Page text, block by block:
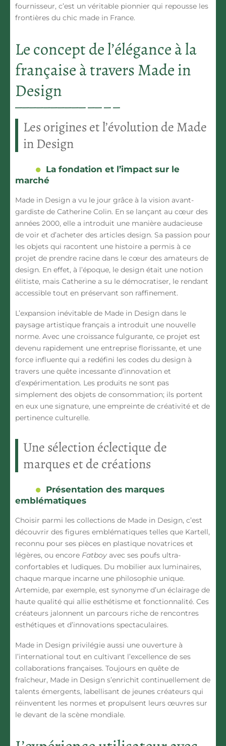
fournisseur, c’est un véritable pionnier qui repousse les
frontières du chic made in France.
Le concept de l’élégance à la
française à travers Made in
Design
Les origines et l’évolution de Made
in Design
La fondation et l’impact sur le
marché
Made in Design a vu le jour grâce à la vision avant-
gardiste de Catherine Colin. En se lançant au cœur des
années 2000, elle a introduit une manière audacieuse
de voir et d’acheter des articles design. Sa passion pour
les objets qui racontent une histoire a permis à ce
projet de prendre racine dans le cœur des amateurs de
design. En effet, à l’époque, le design était une notion
élitiste, mais Catherine a su le démocratiser, le rendant
accessible tout en préservant son raffinement.
L’expansion inévitable de Made in Design dans le
paysage artistique français a introduit une nouvelle
norme. Avec une croissance fulgurante, ce projet est
devenu rapidement une entreprise florissante, et une
force influente qui a redéfini les codes du design à
travers une quête incessante d’innovation et
d’expérimentation. Les produits ne sont pas
simplement des objets de consommation; ils portent
en eux une signature, une empreinte de créativité et de
pertinence culturelle.
Une sélection éclectique de
marques et de créations
Présentation des marques
emblématiques
Choisir parmi les collections de Made in Design, c’est
découvrir des figures emblématiques telles que Kartell,
reconnu pour ses pièces en plastique novatrices et
légères, ou encore Fatboy avec ses poufs ultra-
confortables et ludiques. Du mobilier aux luminaires,
chaque marque incarne une philosophie unique.
Artemide, par exemple, est synonyme d’un éclairage de
haute qualité qui allie esthétisme et fonctionnalité. Ces
créateurs jalonnent un parcours riche de rencontres
esthétiques et d’innovations spectaculaires.
Made in Design privilégie aussi une ouverture à
l’international tout en cultivant l’excellence de ses
collaborations françaises. Toujours en quête de
fraîcheur, Made in Design s’enrichit continuellement de
talents émergents, labellisant de jeunes créateurs qui
réinventent les normes et propulsent leurs œuvres sur
le devant de la scène mondiale.